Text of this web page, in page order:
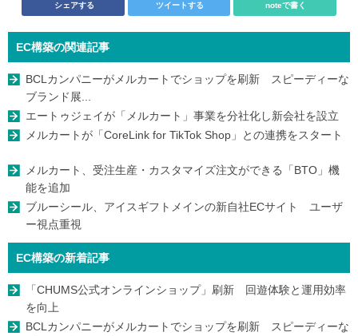
シェアする ツイートする noteで書く
EC構築の関連記事
BCLカンパニーがメルカートでショップを刷新 スピーディーな
ブランド展...
エートゥジェイが「メルカート」事業を分社化し新会社を設立
メルカートが「CoreLink for TikTok Shop」との連携をスタート
メルカート、受注生産・カスタマイズ注文ができる「BTO」機
能を追加
ブルーシール、アイスギフトメインの新自社ECサイト ユーザ
ー視点重視
EC構築の新着記事
「CHUMS公式オンラインショップ」刷新 回遊体験と運用効率
を向上
BCLカンパニーがメルカートでショップを刷新 スピーディーな